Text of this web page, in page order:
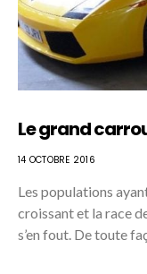
Le grand
14 OCTOBRE 2016
Les populations
croissant et la race
s’en fout. De toute